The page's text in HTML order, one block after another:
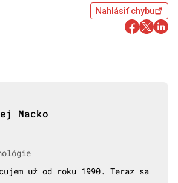
Nahlásiť chybu
Macko
už od roku 1990. Teraz sa